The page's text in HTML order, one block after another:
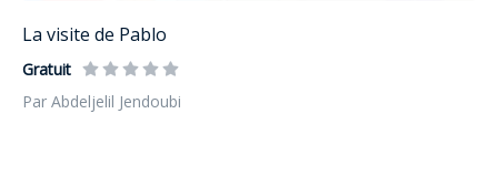
La visite de Pablo
Gratuit
Par Abdeljelil Jendoubi